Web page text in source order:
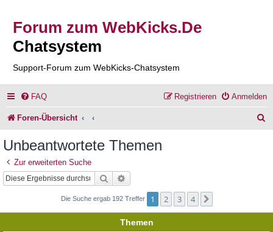
Forum zum WebKicks.De
Chatsystem
Support-Forum zum WebKicks-Chatsystem
FAQ Anmelden
Registrieren
Foren-Übersicht
Unbeantwortete Themen
Zur erweiterten Suche
Suche
Die Suche ergab 192 Treffer 1 2 3 4
Themen